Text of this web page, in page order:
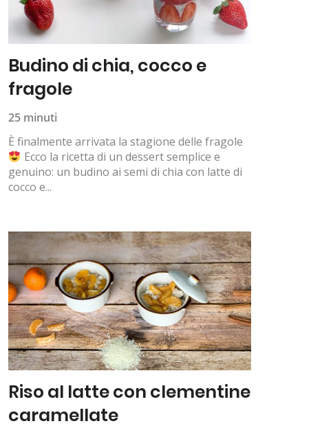
Budino di chia, cocco e
fragole
25 minuti
È finalmente arrivata la stagione delle fragole
Ecco la ricetta di un dessert semplice e
genuino: un budino ai semi di chia con latte di
cocco e...
Riso al latte con clementine
caramellate